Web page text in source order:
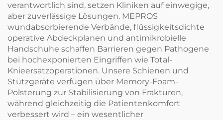
verantwortlich sind, setzen Kliniken auf einwegige,
aber zuverlässige Lösungen. MEPROS
wundabsorbierende Verbände, flüssigkeitsdichte
operative Abdeckplanen und antimikrobielle
Handschuhe schaffen Barrieren gegen Pathogene
bei hochexponierten Eingriffen wie Total-
Knieersatzoperationen. Unsere Schienen und
Stützgeräte verfügen über Memory-Foam-
Polsterung zur Stabilisierung von Frakturen,
während gleichzeitig die Patientenkomfort
verbessert wird – ein wesentlicher